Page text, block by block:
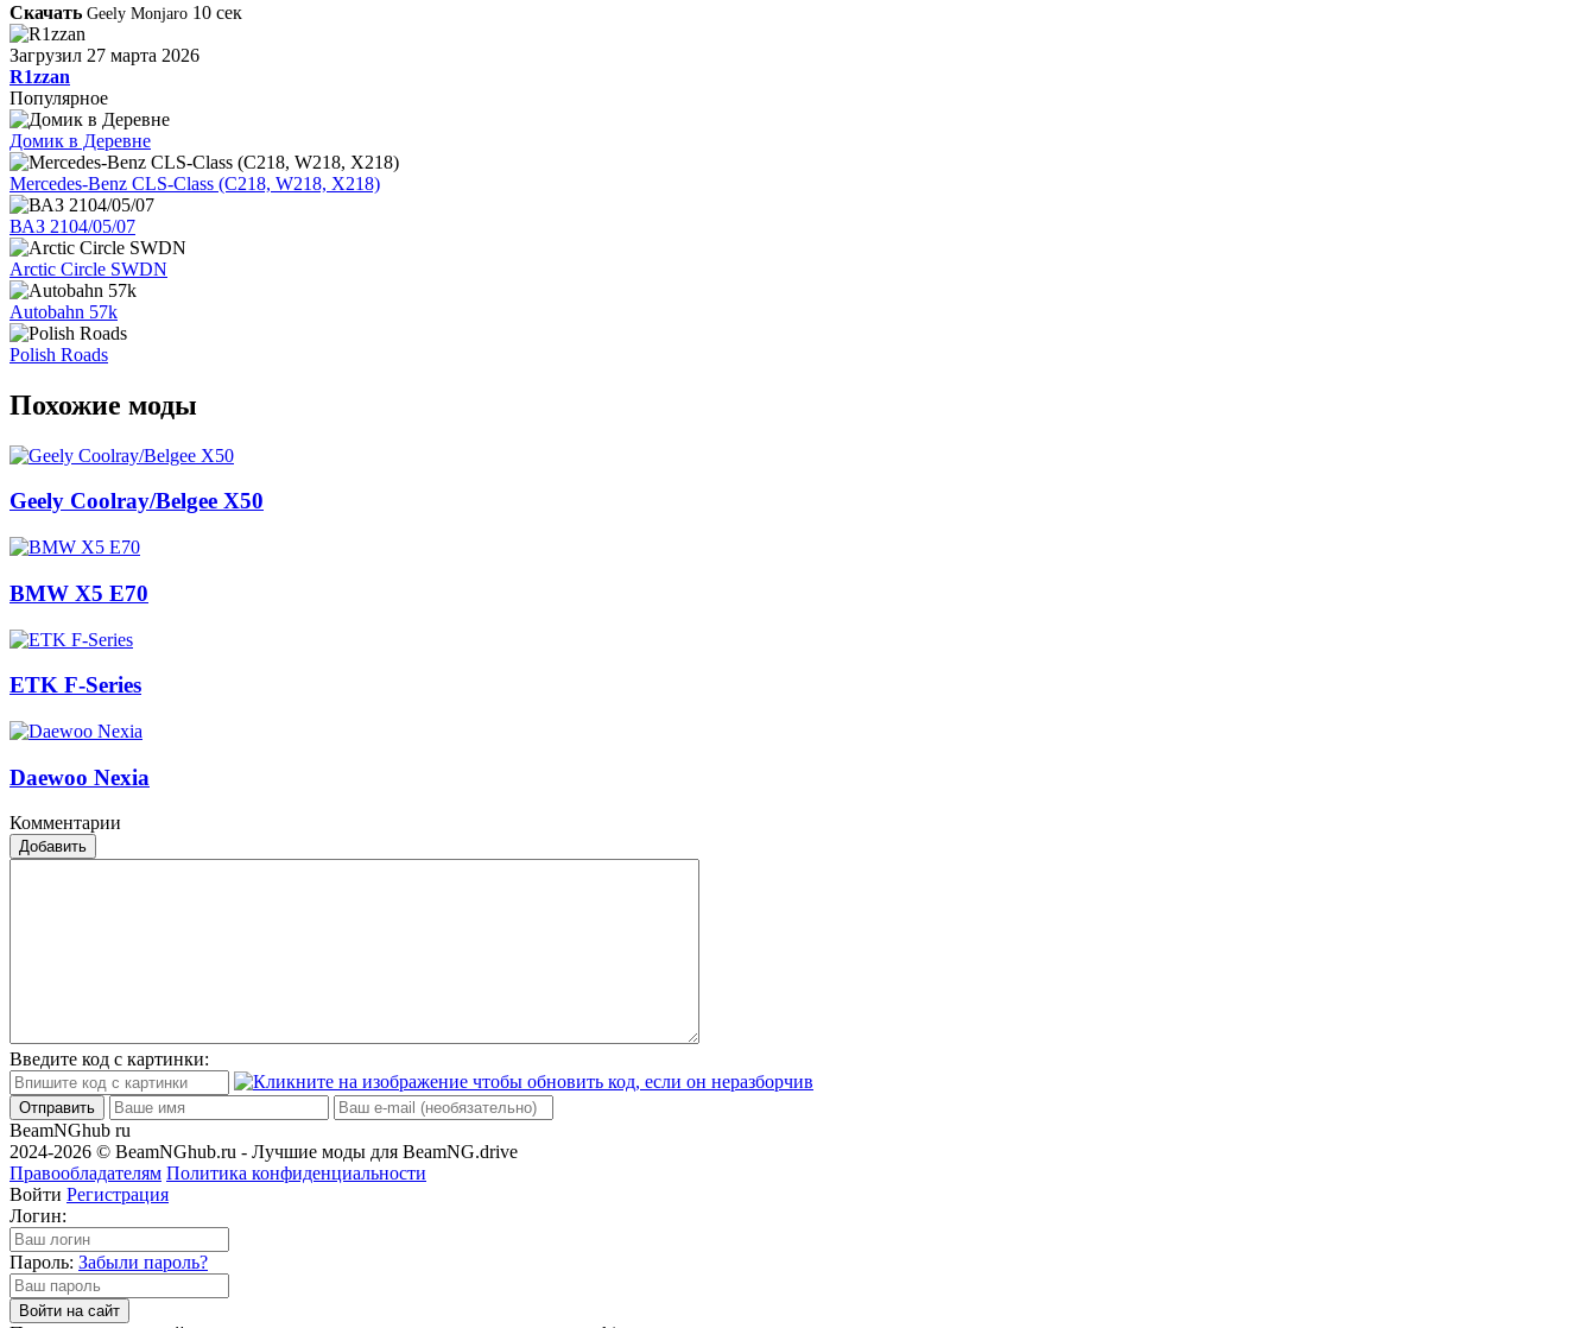
Скачать Geely Monjaro 10 сек
Загрузил 27 марта 2026
R1zzan
Популярное
Домик в Деревне
Mercedes-Benz CLS-Class (C218, W218, X218)
ВАЗ 2104/05/07
Arctic Circle SWDN
Autobahn 57k
Polish Roads
Похожие моды
Geely Coolray/Belgee X50
BMW X5 E70
ETK F-Series
Daewoo Nexia
Комментарии
Добавить
Введите код с картинки:
Отправить
BeamNGhub ru
2024-2026 © BeamNGhub.ru - Лучшие моды для BeamNG.drive
Правообладателям Политика конфиденциальности
Войти Регистрация
Логин:
Пароль: Забыли пароль?
Войти на сайт